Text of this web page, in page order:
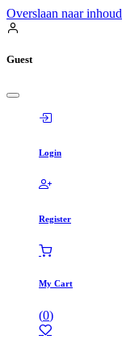
Overslaan naar inhoud
Guest
Login
Register
My Cart
(0)